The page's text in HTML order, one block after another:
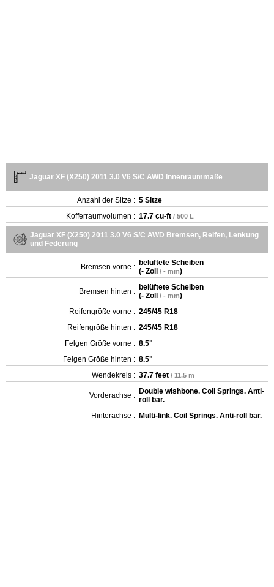
Jaguar XF (X250) 2011 3.0 V6 S/C AWD Innenraummaße
Anzahl der Sitze : 5 Sitze
Kofferraumvolumen : 17.7 cu-ft / 500 L
Jaguar XF (X250) 2011 3.0 V6 S/C AWD Bremsen, Reifen, Lenkung
und Federung
Bremsen vorne : belüftete Scheiben
(- Zoll / - mm)
Bremsen hinten : belüftete Scheiben
(- Zoll / - mm)
Reifengröße vorne : 245/45 R18
Reifengröße hinten : 245/45 R18
Felgen Größe vorne : 8.5"
Felgen Größe hinten : 8.5"
Wendekreis : 37.7 feet / 11.5 m
Vorderachse : Double wishbone. Coil Springs. Anti-
roll bar.
Hinterachse : Multi-link. Coil Springs. Anti-roll bar.